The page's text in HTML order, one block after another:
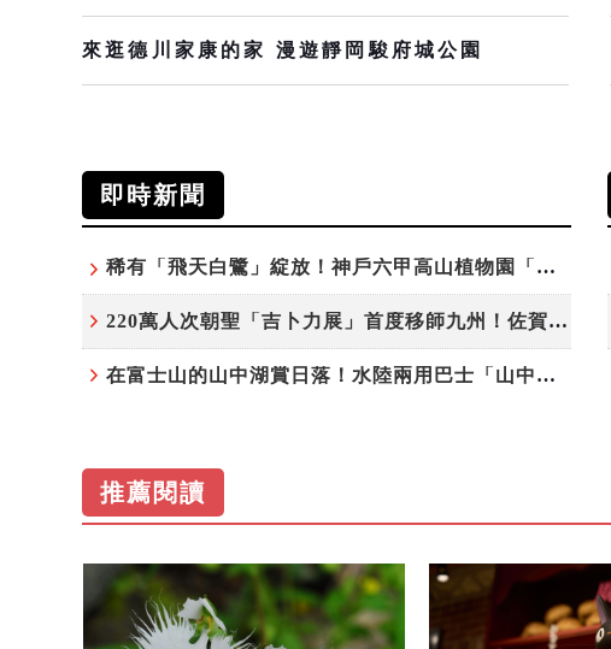
來逛德川家康的家 漫遊靜岡駿府城公園
即時新聞
稀有「飛天白鷺」綻放！神戶六甲高山植物園「鷺草」珍貴現身
220萬人次朝聖「吉卜力展」首度移師九州！佐賀站早鳥平日套票8/10搶先開賣
在富士山的山中湖賞日落！水陸兩用巴士「山中湖的河馬」暑假加開夕陽班次
推薦閱讀